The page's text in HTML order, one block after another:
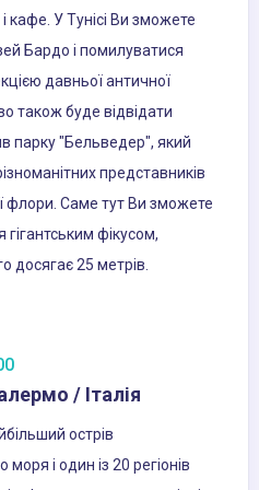
кафе. У Тунісі Ви зможете
Бардо і помилуватися
давньої античної
також буде відвідати
парку "Бельведер", який
представників
флори. Саме тут Ви зможете
фікусом,
досягає 25 метрів.
/ Італія
острів
і один із 20 регіонів